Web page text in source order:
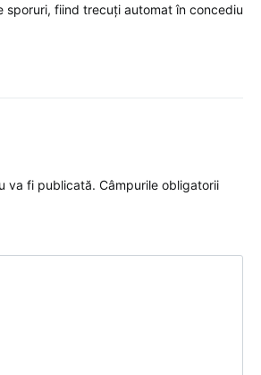
sporuri, fiind trecuți automat în concediu
va fi publicată. Câmpurile obligatorii